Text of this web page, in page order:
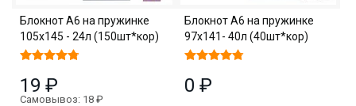
Блокнот А6 на пружинке
105х145 - 24л (150шт*кор)
19 ₽
Самовывоз: 18 ₽
Блокнот А6 на пружинке
97х141- 40л (40шт*кор)
0 ₽